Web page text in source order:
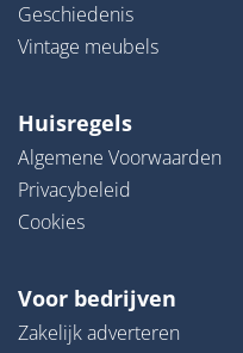
Geschiedenis
Vintage meubels
Huisregels
Algemene Voorwaarden
Privacybeleid
Cookies
Voor bedrijven
Zakelijk adverteren